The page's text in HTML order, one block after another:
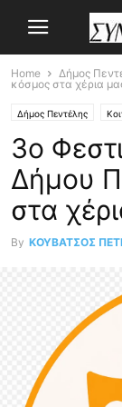
Home Δήμος
κόσμος στα χέρια
Δήμος Πεντέλης
3ο
Δήμου
στα
By ΚΟΥΒΑΤΣΟΣ